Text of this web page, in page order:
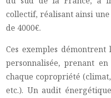
collectif, réalisant ainsi
de 4000€.
Ces exemples démontrent
personnalisée, prenant
chaque copropriété
etc.). Un audit